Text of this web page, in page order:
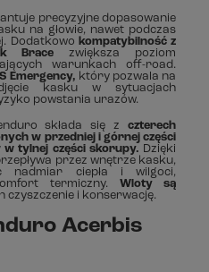
precyzyjne dopasowanie
na głowie, nawet podczas
Dodatkowo kompatybilność z
Brace zwiększa poziom
warunkach off-road.
Emergency, który pozwala na
kasku w sytuacjach
powstania urazów.
składa się zczterech
w przedniej i górnej części
tylnej części skorupy. Dzięki
przez wnętrze kasku,
nadmiar ciepła i wilgoci,
termiczny. Wloty są
czyszczenie i konserwację.
Acerbis